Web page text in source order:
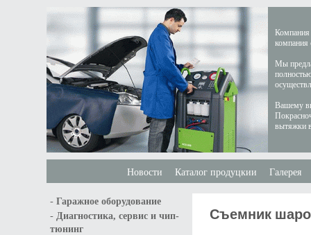
Компания
компания
Мы
Вашему
вытяжки
Новости Каталог продуцкии Галерея
- Гаражное оборудование
- Диагностика, сервис и чип-
тюнинг
Съемник